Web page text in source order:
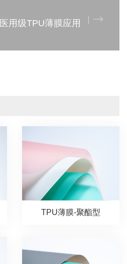
医用级TPU薄膜应用
TPU薄膜-聚酯型